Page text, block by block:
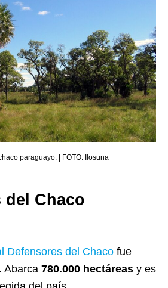
paraguayo. | FOTO: Ilosuna
del Chaco
Defensores del Chaco fue
Abarca 780.000 hectáreas y es